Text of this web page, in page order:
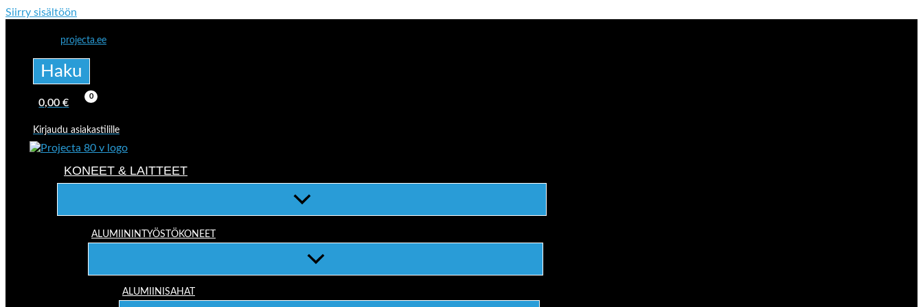
Siirry sisältöön
projecta.ee
Haku
0,00€
Kirjaudu asiakastilille
KONEET & LAITTEET
ALUMIININTYÖSTÖKONEET
ALUMIINISAHAT